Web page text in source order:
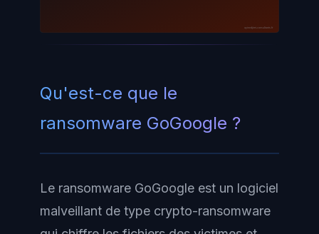
ayinedjimi-consultants.fr
Qu'est-ce que le
ransomware GoGoogle ?
Le ransomware GoGoogle est un logiciel
malveillant de type crypto-ransomware